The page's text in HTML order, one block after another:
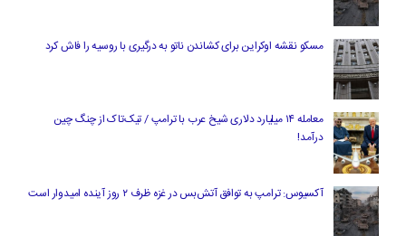
مسکو نقشه اوکراین برای کشاندن ناتو به درگیری با روسیه را فاش کرد
معامله ۱۴ میلیارد دلاری شیخ عرب با ترامپ / تیک‌تاک از چنگ چین
درآمد!
آکسیوس: ترامپ به توافق آتش‌بس در غزه ظرف ۲ روز آینده امیدوار است